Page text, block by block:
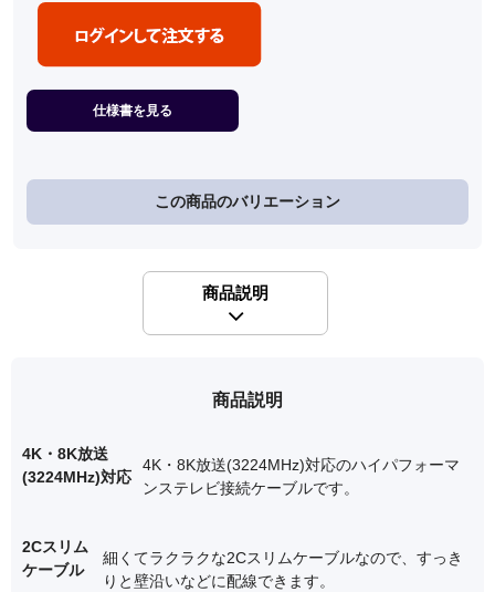
仕様書を見る
この商品のバリエーション
商品説明
商品説明
4K・8K放送
(3224MHz)対応
4K・8K放送(3224MHz)対応のハイパフォーマ
ンステレビ接続ケーブルです。
2Cスリム
ケーブル
細くてラクラクな2Cスリムケーブルなので、すっき
りと壁沿いなどに配線できます。